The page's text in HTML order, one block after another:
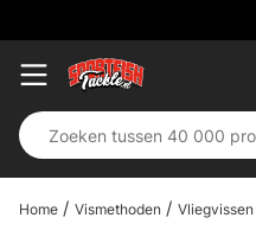
Home Vismethoden Vliegvissen